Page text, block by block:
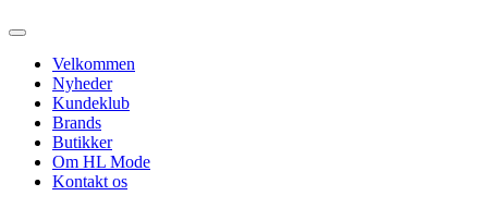
Velkommen
Nyheder
Kundeklub
Brands
Butikker
Om HL Mode
Kontakt os